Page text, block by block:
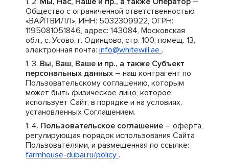
Общество с ограниченной ответственностью
«ВАЙТВИЛЛ», ИНН: 5032309922, ОГРН:
1195081051846, адрес: 143084, Московская
обл., с. Усово, г. Одинцово, стр. 100, помещ. 13,
электронная почта: info@whitewill.ae .
Вы, Ваш, Ваше и пр., а также Субъект
персональных данных – наш контрагент по
Пользовательскому соглашению, которым
может быть физическое лицо, которое
использует Сайт, в порядке и на условиях,
установленных Соглашением.
Пользовательское соглашение – оферта,
регулирующая порядок использования Сайта
Пользователями, и размещенная по ссылке:
farmhouse-dubai.ru/policy .